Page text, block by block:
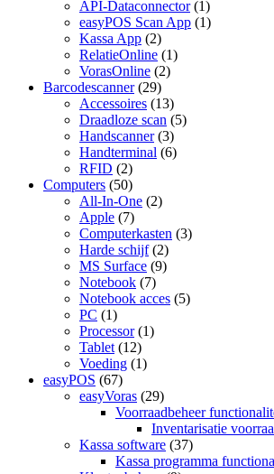
API-Dataconnector (1)
easyPOS Scan App (1)
Kassa App (2)
RelatieOnline (1)
VorasOnline (2)
Barcodescanner (29)
Accessoires (13)
Draadloze scan (5)
Handscanner (3)
Handterminal (6)
RFID (2)
Computers (50)
All-In-One (2)
Apple (7)
Computerkasten (3)
Harde schijf (2)
MS Surface (9)
Notebook (7)
Notebook acces (5)
PC (1)
Processor (1)
Tablet (12)
Voeding (1)
easyPOS (67)
easyVoras (29)
Voorraadbeheer
Inventarisatie
Kassa software (37)
Kassa programma